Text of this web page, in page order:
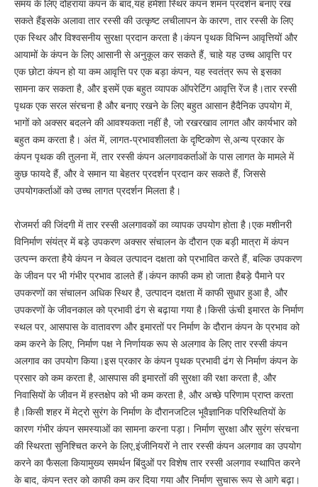
समय के लिए दोहराया कंपन के बाद,यह हमेशा स्थिर कंपन शमन प्रदर्शन बनाए रख
सकते हैंइसके अलावा तार रस्सी की उत्कृष्ट लचीलापन के कारण, तार रस्सी के लिए
एक स्थिर और विश्वसनीय सुरक्षा प्रदान करता है।कंपन पृथक विभिन्न आवृत्तियों और
आयामों के कंपन के लिए आसानी से अनुकूल कर सकते हैं, चाहे यह उच्च आवृत्ति पर
एक छोटा कंपन हो या कम आवृत्ति पर एक बड़ा कंपन, यह स्वतंत्र रूप से इसका
सामना कर सकता है, और इसमें एक बहुत व्यापक ऑपरेटिंग आवृत्ति रेंज है।तार रस्सी
पृथक एक सरल संरचना है और बनाए रखने के लिए बहुत आसान हैदैनिक उपयोग में,
भागों को अक्सर बदलने की आवश्यकता नहीं है, जो रखरखाव लागत और कार्यभार को
बहुत कम करता है। अंत में, लागत-प्रभावशीलता के दृष्टिकोण से,अन्य प्रकार के
कंपन पृथक की तुलना में, तार रस्सी कंपन अलगावकर्ताओं के पास लागत के मामले में
कुछ फायदे हैं, और वे समान या बेहतर प्रदर्शन प्रदान कर सकते हैं, जिससे
उपयोगकर्ताओं को उच्च लागत प्रदर्शन मिलता है।
रोजमर्रा की जिंदगी में तार रस्सी अलगावकों का व्यापक उपयोग होता है।एक मशीनरी
विनिर्माण संयंत्र में बड़े उपकरण अक्सर संचालन के दौरान एक बड़ी मात्रा में कंपन
उत्पन्न करता हैये कंपन न केवल उत्पादन दक्षता को प्रभावित करते हैं, बल्कि उपकरण
के जीवन पर भी गंभीर प्रभाव डालते हैं।कंपन काफी कम हो जाता हैबड़े पैमाने पर
उपकरणों का संचालन अधिक स्थिर है, उत्पादन दक्षता में काफी सुधार हुआ है, और
उपकरणों के जीवनकाल को प्रभावी ढंग से बढ़ाया गया है।किसी ऊंची इमारत के निर्माण
स्थल पर, आसपास के वातावरण और इमारतों पर निर्माण के दौरान कंपन के प्रभाव को
कम करने के लिए, निर्माण पक्ष ने निर्णायक रूप से अलगाव के लिए तार रस्सी कंपन
अलगाव का उपयोग किया।इस प्रकार के कंपन पृथक प्रभावी ढंग से निर्माण कंपन के
प्रसार को कम करता है, आसपास की इमारतों की सुरक्षा की रक्षा करता है, और
निवासियों के जीवन में हस्तक्षेप को भी कम करता है, और अच्छे परिणाम प्राप्त करता
है।किसी शहर में मेट्रो सुरंग के निर्माण के दौरानजटिल भूवैज्ञानिक परिस्थितियों के
कारण गंभीर कंपन समस्याओं का सामना करना पड़ा। निर्माण सुरक्षा और सुरंग संरचना
की स्थिरता सुनिश्चित करने के लिए,इंजीनियरों ने तार रस्सी कंपन अलगाव का उपयोग
करने का फैसला कियामुख्य समर्थन बिंदुओं पर विशेष तार रस्सी अलगाव स्थापित करने
के बाद, कंपन स्तर को काफी कम कर दिया गया और निर्माण सुचारू रूप से आगे बढ़ा।